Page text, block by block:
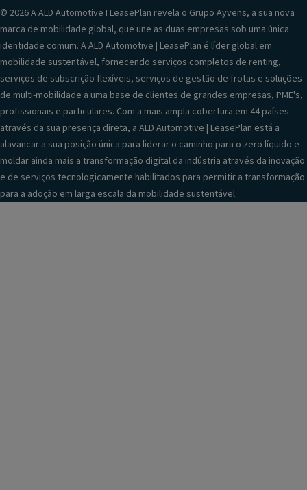
© 2026 A ALD Automotive I LeasePlan revela o Grupo Ayvens, a sua nova
marca de mobilidade global, que une as duas empresas sob uma única
identidade comum. A ALD Automotive | LeasePlan é líder global em
mobilidade sustentável, fornecendo serviços completos de renting,
serviços de subscrição flexíveis, serviços de gestão de frotas e soluções
de multi-mobilidade a uma base de clientes de grandes empresas, PME's,
profissionais e particulares. Com a mais ampla cobertura em 44 países
através da sua presença direta, a ALD Automotive | LeasePlan está a
alavancar a sua posição única para liderar o caminho para o zero líquido e
moldar ainda mais a transformação digital da indústria através da inovação
e de serviços tecnologicamente habilitados para permitir a transformação
para a adoção em larga escala da mobilidade sustentável.